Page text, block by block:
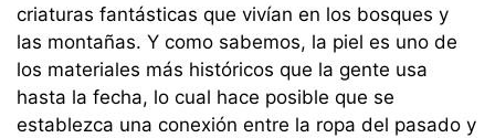
criaturas fantásticas que vivían en los bosques y
las montañas. Y como sabemos, la piel es uno de
los materiales más históricos que la gente usa
hasta la fecha, lo cual hace posible que se
establezca una conexión entre la ropa del pasado y